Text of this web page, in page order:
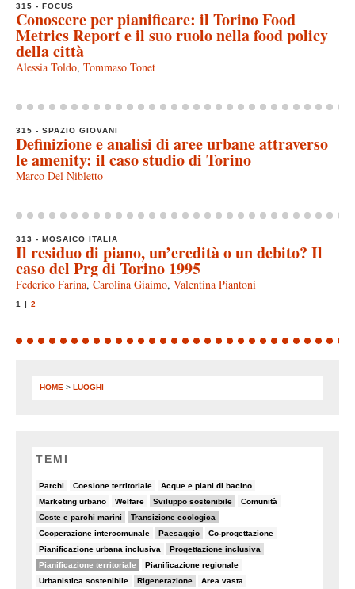
315 - FOCUS
Conoscere per pianificare: il Torino Food
Metrics Report e il suo ruolo nella food policy
della città
Alessia Toldo, Tommaso Tonet
315 - SPAZIO GIOVANI
Definizione e analisi di aree urbane attraverso
le amenity: il caso studio di Torino
Marco Del Nibletto
313 - MOSAICO ITALIA
Il residuo di piano, un’eredità o un debito? Il
caso del Prg di Torino 1995
Federico Farina, Carolina Giaimo, Valentina Piantoni
1 | 2
HOME > LUOGHI
TEMI
Parchi
6/90 Coesione territoriale
8/90 Acque e piani di bacino
5/90
Marketing urbano
5/90 Welfare
5/90 Sviluppo sostenibile
19/90 Comunità
7/90
Coste e parchi marini
19/90 Transizione ecologica
30/90
Cooperazione intercomunale
7/90 Paesaggio
14/90 Co-progettazione
6/90
Pianificazione urbana inclusiva
6/90 Progettazione inclusiva
10/90
Pianificazione territoriale
48/90 Pianificazione regionale
5/90
Urbanistica sostenibile
6/90 Rigenerazione
16/90 Area vasta
7/90